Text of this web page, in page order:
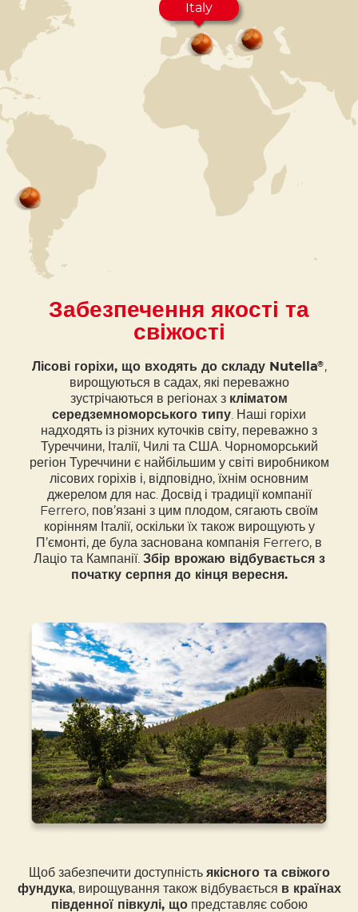
Забезпечення якості та
свіжості
Лісові горіхи, що входять до складу Nutella® ,
вирощуються в садах, які переважно
зустрічаються в регіонах з кліматом
середземноморського типу . Наші горіхи
надходять із різних куточків світу, переважно з
Туреччини, Італії, Чилі та США. Чорноморський
регіон Туреччини є найбільшим у світі виробником
лісових горіхів і, відповідно, їхнім основним
джерелом для нас. Досвід і традиції компанії
Ferrero, пов’язані з цим плодом, сягають своїм
корінням Італії, оскільки їх також вирощують у
П’ємонті, де була заснована компанія Ferrero, в
Лаціо та Кампанії. Збір врожаю відбувається з
початку серпня до кінця вересня.
Italy
Щоб забезпечити доступність якісного та свіжого
фундука, вирощування також відбувається в країнах
південної півкулі, щопредставляє собою